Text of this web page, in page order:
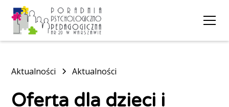
Aktualności Aktualności
Oferta dla dzieci i